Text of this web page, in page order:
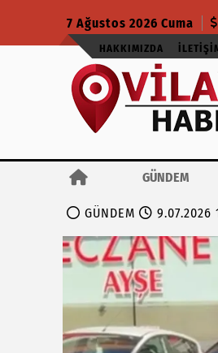
7 Ağustos 2026 Cuma
HAKKIMIZDA
GÜNDEM
GÜNDEM 9.07.2026